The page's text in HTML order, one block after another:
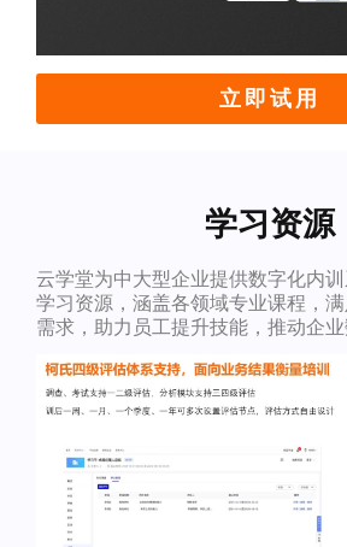
立即试用
学习资源
云学堂为中大型企业提供数字化内
学习资源，涵盖各领域专业课程，
需求，助力员工提升技能，推动企